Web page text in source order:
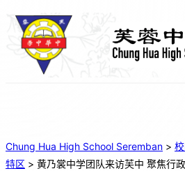
Chung Hua High School Seremban >
特区 > 黄乃裳中学团队来访芙中 聚焦行